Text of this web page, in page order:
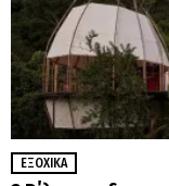
ΕΞΟΧΙΚΆ